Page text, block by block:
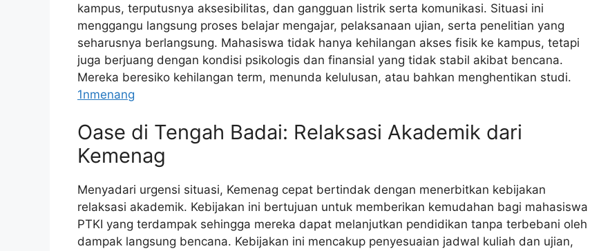
kampus, terputusnya aksesibilitas, dan gangguan listrik serta komunikasi. Situasi ini
menggangu langsung proses belajar mengajar, pelaksanaan ujian, serta penelitian yang
seharusnya berlangsung. Mahasiswa tidak hanya kehilangan akses fisik ke kampus, tetapi
juga berjuang dengan kondisi psikologis dan finansial yang tidak stabil akibat bencana.
Mereka beresiko kehilangan term, menunda kelulusan, atau bahkan menghentikan studi.
1nmenang
Oase di Tengah Badai: Relaksasi Akademik dari
Kemenag
Menyadari urgensi situasi, Kemenag cepat bertindak dengan menerbitkan kebijakan
relaksasi akademik. Kebijakan ini bertujuan untuk memberikan kemudahan bagi mahasiswa
PTKI yang terdampak sehingga mereka dapat melanjutkan pendidikan tanpa terbebani oleh
dampak langsung bencana. Kebijakan ini mencakup penyesuaian jadwal kuliah dan ujian,